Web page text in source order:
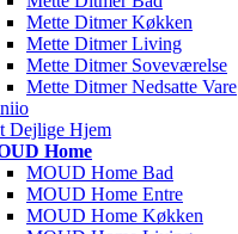
Mette Ditmer Køkken
Mette Ditmer Living
Mette Ditmer Soveværelse
Mette Ditmer Nedsatte Vare
Dejlige Hjem
Home
MOUD Home Bad
MOUD Home Entre
MOUD Home Køkken